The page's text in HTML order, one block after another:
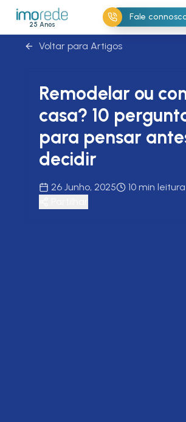
25 Anos
Fale
Voltar para Artigos
Remodelar ou
casa? 10
para pensar
decidir
26 Junho, 2025
10 min leitura